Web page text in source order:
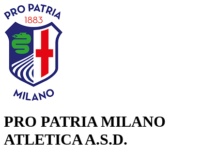
PRO PATRIA MILANO
ATLETICA A.S.D.